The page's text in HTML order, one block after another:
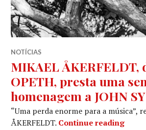
NOTÍCIAS
MIKAEL ÅKERFELDT,
OPETH, presta uma
homenagem a JOHN
“Uma perda enorme para a música”,
ÅKERFELDT. Continue reading